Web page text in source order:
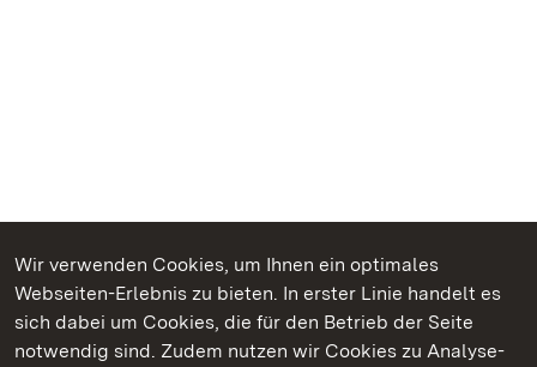
Wir verwenden Cookies, um Ihnen ein optimales
Webseiten-Erlebnis zu bieten. In erster Linie handelt es
sich dabei um Cookies, die für den Betrieb der Seite
notwendig sind. Zudem nutzen wir Cookies zu Analyse-
Kommen. Staunen. Genießen.